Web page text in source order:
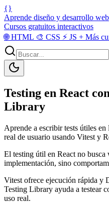
{}
Aprende diseño y desarrollo web
Cursos gratuitos interactivos
🌐HTML 🎨 CSS ⚡ JS + Más
Testing en React
Library
Aprende a escribir tests útiles
real de usuario usando Vitest y
El testing útil en React no busca
implementación, sino
Vitest ofrece ejecución rápida y
Testing Library ayuda a testear
uso real.